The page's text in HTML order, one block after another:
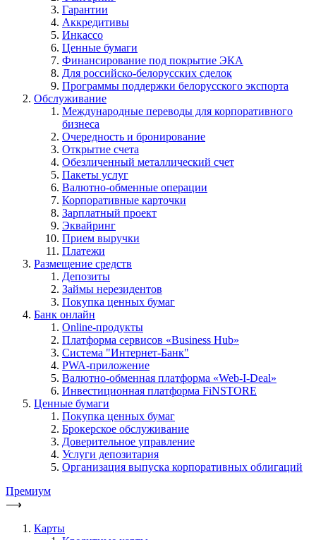
Гарантии
Аккредитивы
Инкассо
Ценные бумаги
Финансирование под покрытие ЭКА
Для российско-белорусских сделок
Программы поддержки белорусского экспорта
Обслуживание
Международные переводы для корпоративного
бизнеса
Очередность и бронирование
Открытие счета
Обезличенный металлический счет
Пакеты услуг
Валютно-обменные операции
Корпоративные карточки
Зарплатный проект
Эквайринг
Прием выручки
Платежи
Размещение средств
Депозиты
Займы нерезидентов
Покупка ценных бумаг
Банк онлайн
Online-продукты
Платформа сервисов «Business Hub»
Система "Интернет-Банк"
PWA-приложение
Валютно-обменная платформа «Web-I-Deal»
Инвестиционная платформа FiNSTORE
Ценные бумаги
Покупка ценных бумаг
Брокерское обслуживание
Доверительное управление
Услуги депозитария
Организация выпуска корпоративных облигаций
Премиум
⟶
Карты